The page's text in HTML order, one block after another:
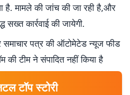
मामले की जांच की जा रही है,और
कार्रवाई की जायेगी.
पत्र की ऑटोमेटेड न्यूज फीड
टीम ने संपादित नहीं किया है
टॉप स्टोरी